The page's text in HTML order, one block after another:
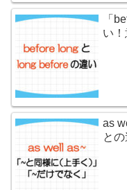
「
い
as
との